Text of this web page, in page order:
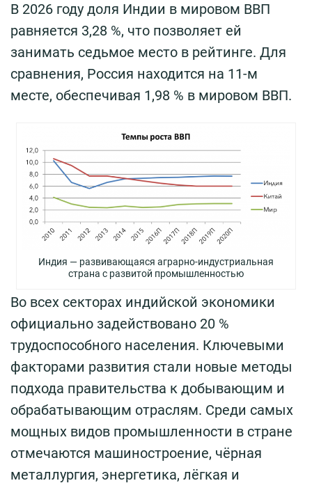
В 2026 году доля Индии в мировом ВВП
равняется 3,28 %, что позволяет ей
занимать седьмое место в рейтинге. Для
сравнения, Россия находится на 11-м
месте, обеспечивая 1,98 % в мировом ВВП.
Индия — развивающаяся аграрно-индустриальная
страна с развитой промышленностью
Во всех секторах индийской экономики
официально задействовано 20 %
трудоспособного населения. Ключевыми
факторами развития стали новые методы
подхода правительства к добывающим и
обрабатывающим отраслям. Среди самых
мощных видов промышленности в стране
отмечаются машиностроение, чёрная
металлургия, энергетика, лёгкая и